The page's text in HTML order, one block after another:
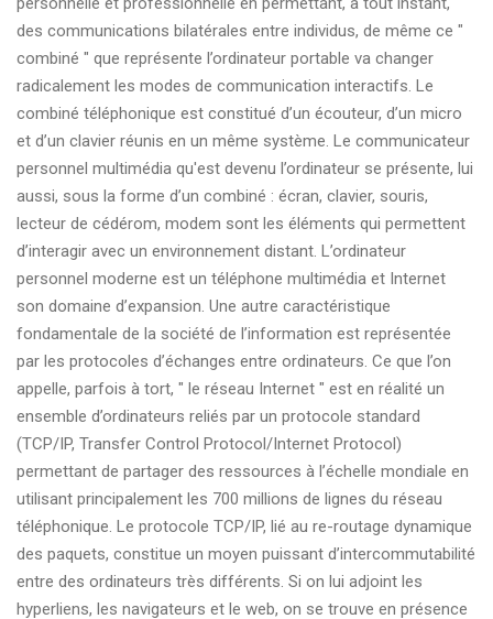
des communications bilatérales entre individus, de même ce "
combiné " que représente l’ordinateur portable va changer
radicalement les modes de communication interactifs. Le
combiné téléphonique est constitué d’un écouteur, d’un micro
et d’un clavier réunis en un même système. Le communicateur
personnel multimédia qu'est devenu l’ordinateur se présente, lui
aussi, sous la forme d’un combiné : écran, clavier, souris,
lecteur de cédérom, modem sont les éléments qui permettent
d’interagir avec un environnement distant. L’ordinateur
personnel moderne est un téléphone multimédia et Internet
son domaine d’expansion. Une autre caractéristique
fondamentale de la société de l’information est représentée
par les protocoles d’échanges entre ordinateurs. Ce que l’on
appelle, parfois à tort, " le réseau Internet " est en réalité un
ensemble d’ordinateurs reliés par un protocole standard
(TCP/IP, Transfer Control Protocol/Internet Protocol)
permettant de partager des ressources à l’échelle mondiale en
utilisant principalement les 700 millions de lignes du réseau
téléphonique. Le protocole TCP/IP, lié au re-routage dynamique
des paquets, constitue un moyen puissant d’intercommutabilité
entre des ordinateurs très différents. Si on lui adjoint les
hyperliens, les navigateurs et le web, on se trouve en présence